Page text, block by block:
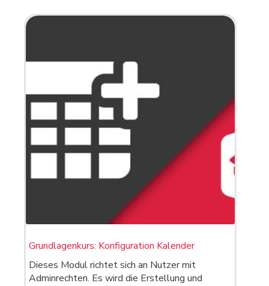
Grundlagenkurs: Konfiguration Kalender
Dieses Modul richtet sich an Nutzer mit
Adminrechten. Es wird die Erstellung und